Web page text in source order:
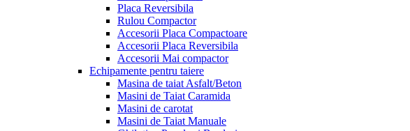
Placa Reversibila
Rulou Compactor
Accesorii Placa Compactoare
Accesorii Placa Reversibila
Accesorii Mai compactor
Echipamente pentru taiere
Masina de taiat Asfalt/Beton
Masini de Taiat Caramida
Masini de carotat
Masini de Taiat Manuale